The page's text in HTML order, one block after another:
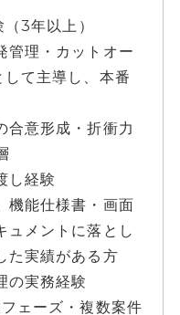
3年以上）
管理・カットオー
て主導し、本番
意形成・折衝力
し経験
機能仕様書・画面
ュメントに落とし
た実績がある方
の実務経験
ェーズ・複数案件